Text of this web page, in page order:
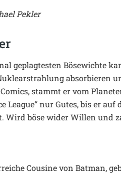
Pekler
geplagtesten Bösewichte
absorbieren
Comics, stammt er vom
League“ nur Gutes, bis er
Wird böse wider Willen und
Cousine von Batman,